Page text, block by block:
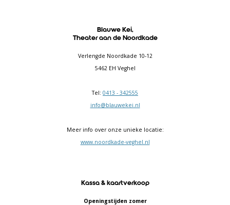
Blauwe Kei,
Theater aan de Noordkade
Verlengde Noordkade 10-12
5462 EH Veghel
Tel: 0413 - 342555
info@blauwekei.nl
Meer info over onze unieke locatie:
www.noordkade-veghel.nl
Kassa & kaartverkoop
Openingstijden zomer